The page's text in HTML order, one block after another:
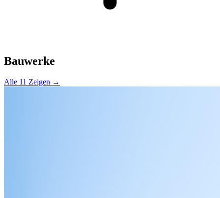
Bauwerke
Alle 11 Zeigen →